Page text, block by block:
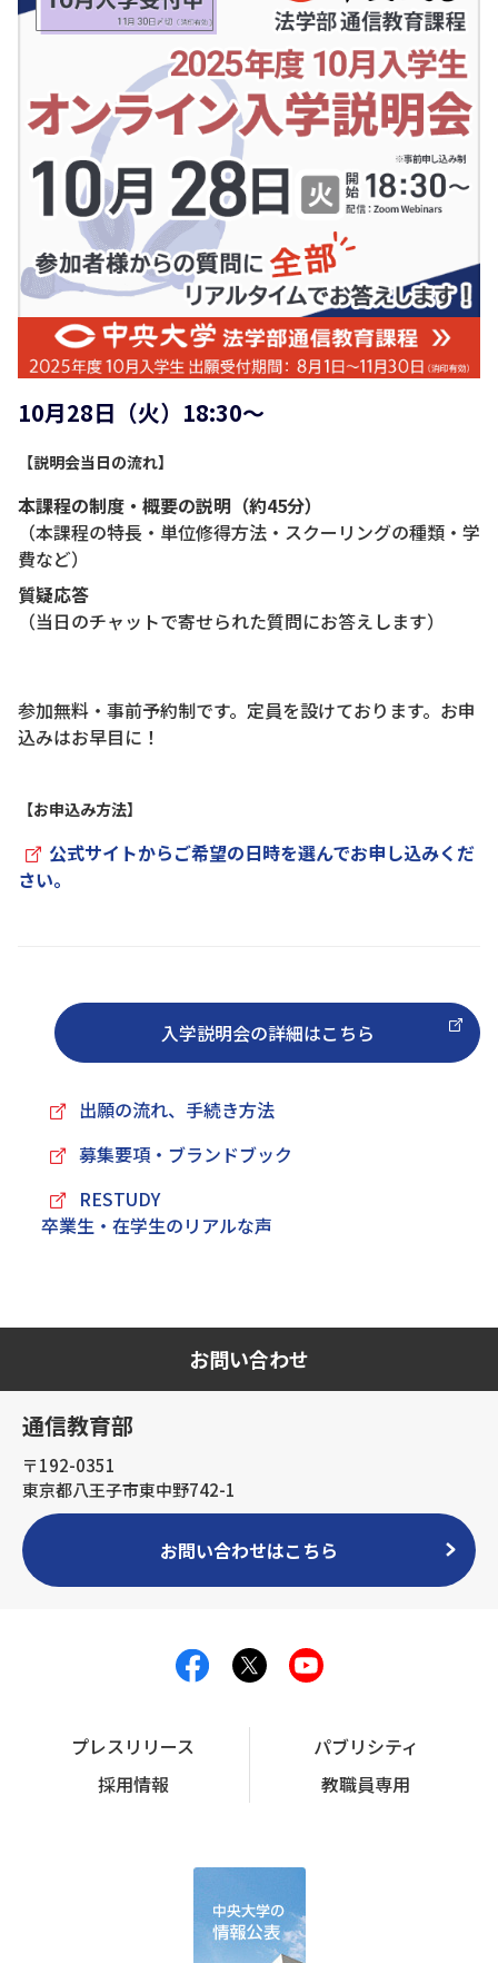
10月28日（火）18:30～
【説明会当日の流れ】
本課程の制度・概要の説明（約45分）
（本課程の特長・単位修得方法・スクーリングの種類・学
費など）
質疑応答
（当日のチャットで寄せられた質問にお答えします）
参加無料・事前予約制です。定員を設けております。お申
込みはお早目に！
【お申込み方法】
公式サイトからご希望の日時を選んでお申し込みくだ
さい。
入学説明会の詳細はこちら
出願の流れ、手続き方法
募集要項・ブランドブック
RESTUDY
卒業生・在学生のリアルな声
お問い合わせ
通信教育部
〒192-0351
東京都八王子市東中野742-1
お問い合わせはこちら
プレスリリース
パブリシティ
採用情報
教職員専用